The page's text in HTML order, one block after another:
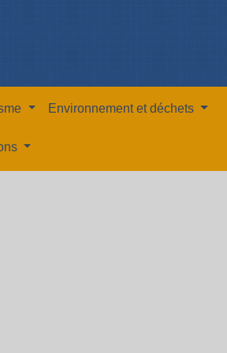
Environnement et déchets